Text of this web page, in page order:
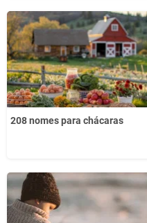
208 nomes para chácaras